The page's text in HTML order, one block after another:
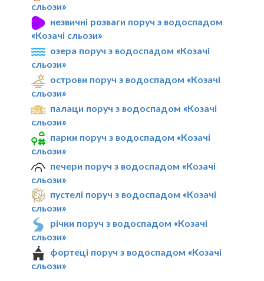
сльози»
незвичні розваги поруч з водоспадом
«Козачі сльози»
озера поруч з водоспадом «Козачі
сльози»
острови поруч з водоспадом «Козачі
сльози»
палаци поруч з водоспадом «Козачі
сльози»
парки поруч з водоспадом «Козачі
сльози»
печери поруч з водоспадом «Козачі
сльози»
пустелі поруч з водоспадом «Козачі
сльози»
річки поруч з водоспадом «Козачі
сльози»
фортеці поруч з водоспадом «Козачі
сльози»